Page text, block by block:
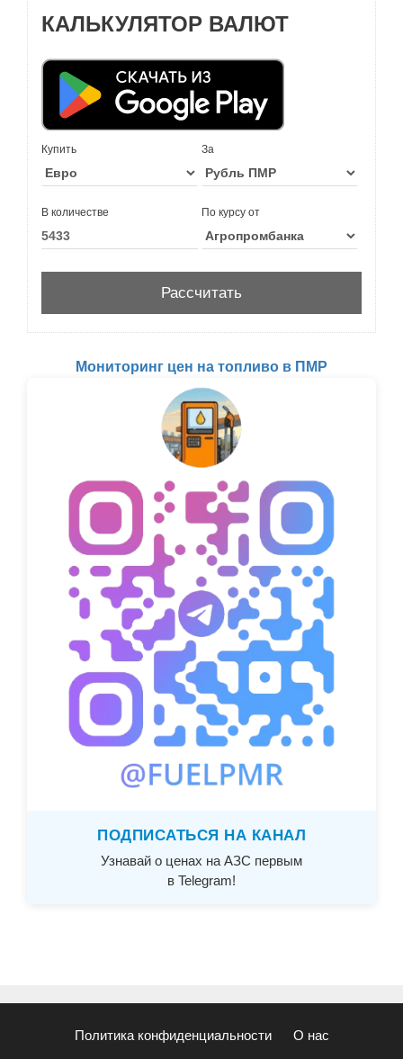
КАЛЬКУЛЯТОР ВАЛЮТ
Купить За
В количестве По курсу от
Мониторинг цен на топливо в ПМР
ПОДПИСАТЬСЯ НА КАНАЛ
Узнавай о ценах на АЗС первым
в Telegram!
Политика конфиденциальности О нас